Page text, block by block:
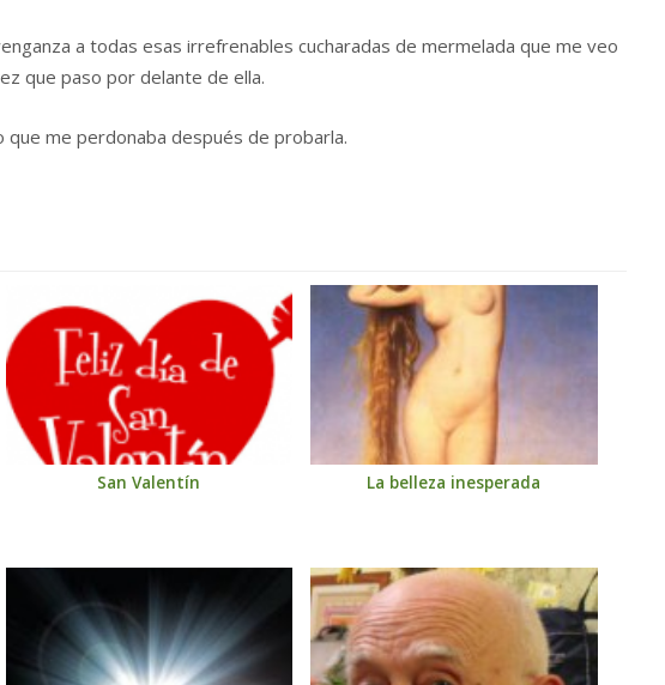
a todas esas irrefrenables cucharadas de mermelada que me veo
que paso por delante de ella.
me perdonaba después de probarla.
San Valentín La belleza inesperada